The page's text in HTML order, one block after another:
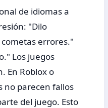
de idiomas a
"Dilo
errores."
Los juegos
En Roblox o
no parecen fallos
del juego. Esto